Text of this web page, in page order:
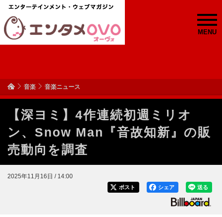
MENU
音楽 音楽ニュース
【深ヨミ】4作連続初週ミリオ
ン、Snow Man『音故知新』の販
売動向を調査
2025年11月16日 / 14:00
送る
シェア
ポスト